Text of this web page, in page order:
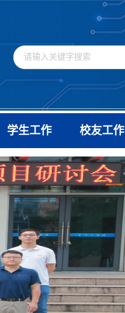
学生工作 校友工作